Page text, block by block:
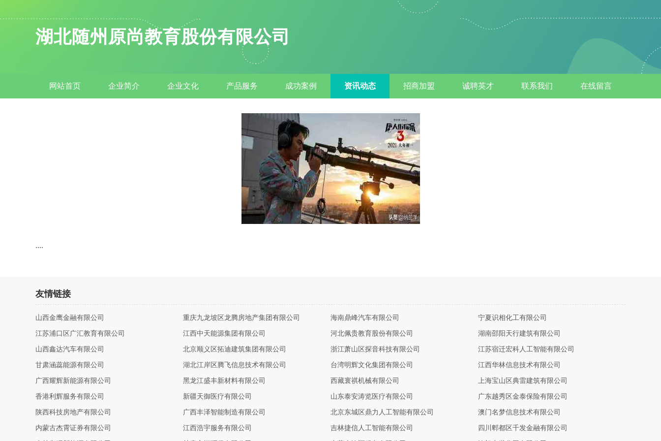
湖北随州原尚教育股份有限公司
网站首页 企业简介 企业文化 产品服务 成功案例 资讯动态 招商加盟 诚聘英才 联系我们 在线留言
....
友情链接
山西金鹰金融有限公司 重庆九龙坡区龙腾房地产集团有限公司 海南鼎峰汽车有限公司 宁夏识相化工有限公司
江苏浦口区广汇教育有限公司 江西中天能源集团有限公司 河北佩贵教育股份有限公司 湖南邵阳天行建筑有限公司
山西鑫达汽车有限公司 北京顺义区拓迪建筑集团有限公司 浙江萧山区探音科技有限公司 江苏宿迁宏科人工智能有限公司
甘肃涵蕊能源有限公司 湖北江岸区腾飞信息技术有限公司 台湾明辉文化集团有限公司 江西华林信息技术有限公司
广西耀辉新能源有限公司 黑龙江盛丰新材料有限公司 西藏寰祺机械有限公司 上海宝山区典雷建筑有限公司
香港利辉服务有限公司 新疆天御医疗有限公司 山东泰安涛览医疗有限公司 广东越秀区金泰保险有限公司
陕西科技房地产有限公司 广西丰泽智能制造有限公司 北京东城区鼎力人工智能有限公司 澳门名梦信息技术有限公司
内蒙古杰霄证券有限公司 江西浩宇服务有限公司 吉林捷信人工智能有限公司 四川郫都区千发金融有限公司